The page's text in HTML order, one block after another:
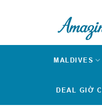
MALDIVES
DEAL GIỜ